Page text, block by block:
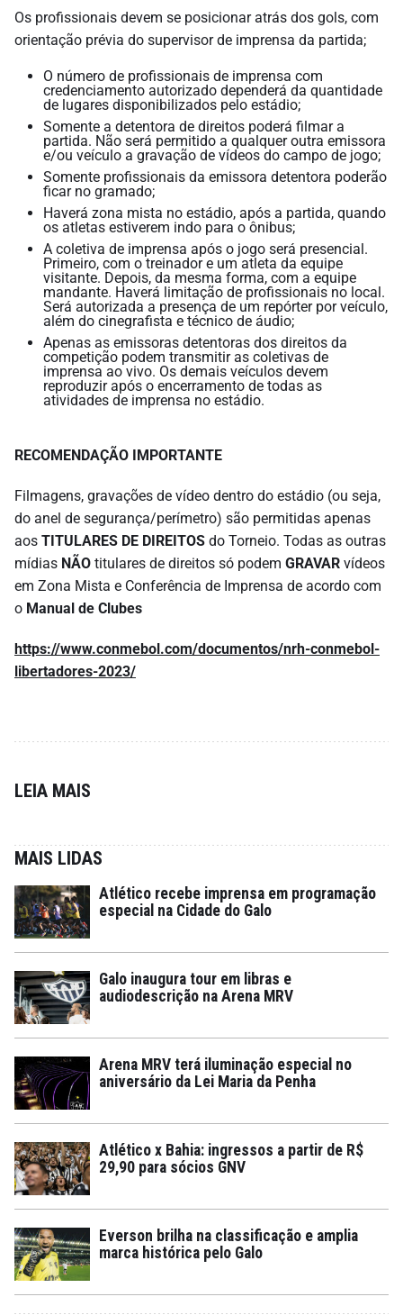
Os profissionais devem se posicionar atrás dos gols, com
orientação prévia do supervisor de imprensa da partida;
O número de profissionais de imprensa com
credenciamento autorizado dependerá da quantidade
de lugares disponibilizados pelo estádio;
Somente a detentora de direitos poderá filmar a
partida. Não será permitido a qualquer outra emissora
e/ou veículo a gravação de vídeos do campo de jogo;
Somente profissionais da emissora detentora poderão
ficar no gramado;
Haverá zona mista no estádio, após a partida, quando
os atletas estiverem indo para o ônibus;
A coletiva de imprensa após o jogo será presencial.
Primeiro, com o treinador e um atleta da equipe
visitante. Depois, da mesma forma, com a equipe
mandante. Haverá limitação de profissionais no local.
Será autorizada a presença de um repórter por veículo,
além do cinegrafista e técnico de áudio;
Apenas as emissoras detentoras dos direitos da
competição podem transmitir as coletivas de
imprensa ao vivo. Os demais veículos devem
reproduzir após o encerramento de todas as
atividades de imprensa no estádio.
RECOMENDAÇÃO IMPORTANTE
Filmagens, gravações de vídeo dentro do estádio (ou seja,
do anel de segurança/perímetro) são permitidas apenas
aos TITULARES DE DIREITOS do Torneio. Todas as outras
mídias NÃO titulares de direitos só podem GRAVAR vídeos
em Zona Mista e Conferência de Imprensa de acordo com
o Manual de Clubes
https://www.conmebol.com/documentos/nrh-conmebol-
libertadores-2023/
LEIA MAIS
MAIS LIDAS
Atlético recebe imprensa em programação
especial na Cidade do Galo
Galo inaugura tour em libras e
audiodescrição na Arena MRV
Arena MRV terá iluminação especial no
aniversário da Lei Maria da Penha
Atlético x Bahia: ingressos a partir de R$
29,90 para sócios GNV
Everson brilha na classificação e amplia
marca histórica pelo Galo